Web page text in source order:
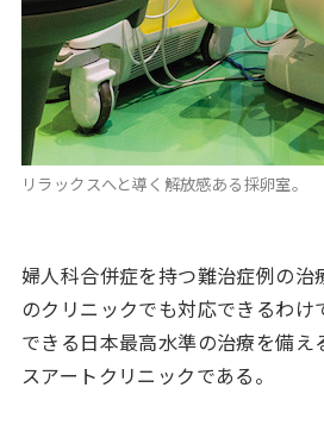
リラックスへと導く解放感ある採卵室。
婦人科合併症を持つ難治症例の治
のクリニックでも対応できるわ
できる日本最高水準の治療を備え
スアートクリニックである。